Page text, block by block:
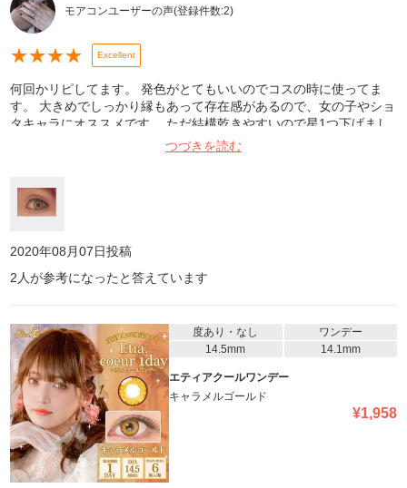
モアコンユーザーの声(登録件数:2)
★★★★ Excellent
何回かリピしてます。 発色がとてもいいのでコスの時に使ってま
す。 大きめでしっかり縁もあって存在感があるので、女の子やショ
タキャラにオススメです。 ただ結構乾きやすいので星1つ下げまし
つづきを読む
2020年08月07日投稿
2 人が参考になったと答えています
度あり・なし
ワンデー
14.5mm
14.1mm
エティアクールワンデー
キャラメルゴールド
¥1,958